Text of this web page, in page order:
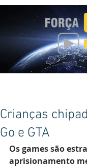
Crianças
Go e GTA
Os games são
aprisionamento